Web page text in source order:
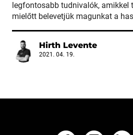
legfontosabb tudnivalók, amikkel
mielőtt belevetjük magunkat a
Hirth Levente
2021. 04. 19.